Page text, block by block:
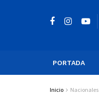
PORTADA
Inicio Nacionales